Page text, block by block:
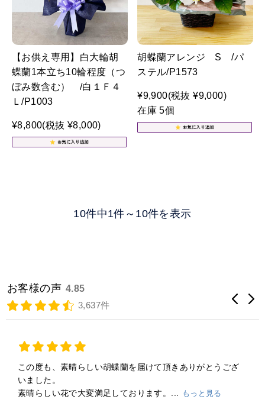
【お供え専用】白大輪胡
蝶蘭1本立ち10輪程度（つ
ぼみ数含む） /白１Ｆ４
Ｌ/P1003
¥8,800(税抜 ¥8,000)
胡蝶蘭アレンジ S /パ
ステル/P1573
¥9,900(税抜 ¥9,000)
在庫 5個
10件中1件～10件を表示
お客様の声 4.85
3,637件
この度も、素晴らしい胡蝶蘭を届けて頂きありがとうござ
いました。
素晴らしい花で大変満足しております。...
もっと見る